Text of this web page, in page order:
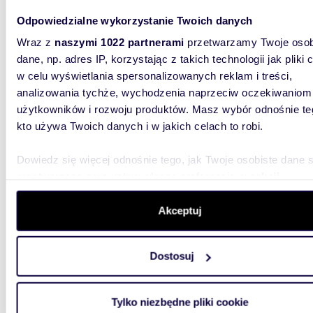
Odpowiedzialne wykorzystanie Twoich danych
Wraz z naszymi 1022 partnerami przetwarzamy Twoje
dane, np. adres IP, korzystając z takich technologii jak pliki
w celu wyświetlania spersonalizowanych reklam i treści,
analizowania tychże, wychodzenia naprzeciw oczekiwaniom
użytkowników i rozwoju produktów. Masz wybór odnośnie
kto używa Twoich danych i w jakich celach to robi.
Dowiedz się więcej odnośnie tego, jak Twoje osobiste dane
szczegółów. W Deklaracji plików cookie możesz zmienić
wycofać swoją zgodę w dowolnej chwili.
aby oferować funkcje społecznościowe i analizować ruch w
witrynie. Informacje o tym, jak korzystasz z naszej witryny,
analitycznym. Partnerzy mogą połączyć te informacje z
Akceptuj
Dostosuj
Tylko niezbędne pliki cookie
Tarasy
ul. 3
78,74
10